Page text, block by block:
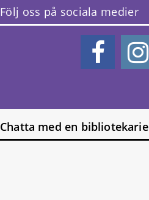
Följ oss på sociala medier
Chatta med en bibliotekarie